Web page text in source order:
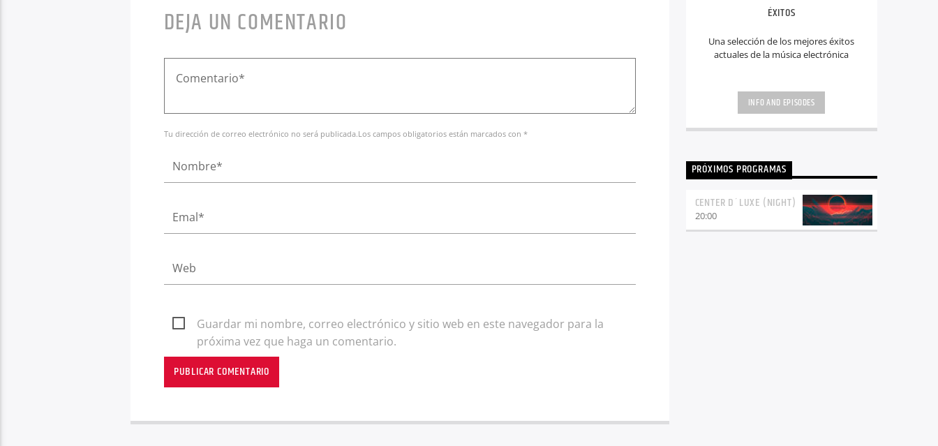
DEJA UN COMENTARIO
Tu dirección de correo electrónico no será publicada.Los campos obligatorios están marcados con *
Guardar mi nombre, correo electrónico y sitio web en este navegador para la
próxima vez que haga un comentario.
ÉXITOS
Una selección de los mejores éxitos
actuales de la música electrónica
INFO AND EPISODES
PRÓXIMOS PROGRAMAS
CENTER D´LUXE (NIGHT)
20:00